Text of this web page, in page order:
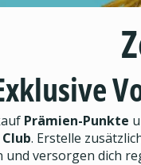
Prämien-Punkte
. Erstelle
versorgen dich